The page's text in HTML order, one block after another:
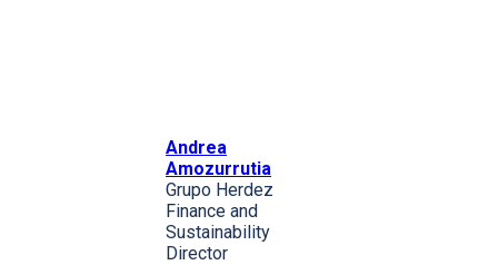
Andrea
Amozurrutia
Grupo Herdez
Finance and
Sustainability
Director